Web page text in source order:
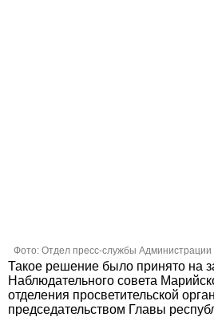
Фото: Отдел пресс-службы
Такое решение было принято на
Наблюдательного совета
отделения просветительской
председательством Главы